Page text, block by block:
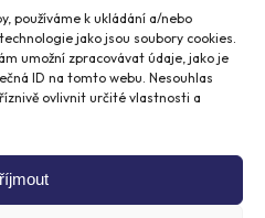
používáme k ukládání a/nebo
jako jsou soubory cookies.
umožní zpracovávat údaje, jako je
ID na tomto webu. Nesouhlas
ovlivnit určité vlastnosti a
na tlačítko